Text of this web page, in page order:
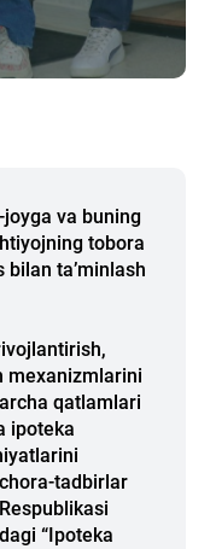
joyga va buning
tobora
ta’minlash
mexanizmlarini
qatlamlari
ipoteka
tadbirlar
“Ipoteka